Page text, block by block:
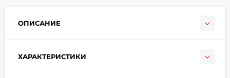
ОПИСАНИЕ
ХАРАКТЕРИСТИКИ